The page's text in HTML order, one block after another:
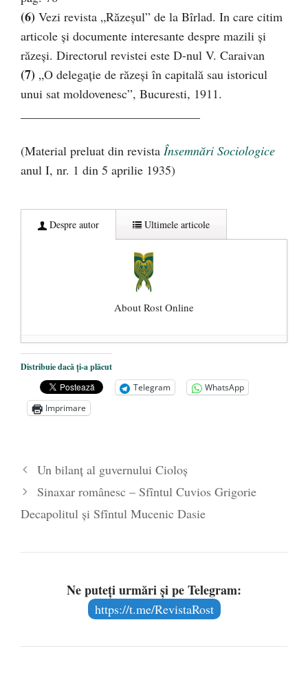
(6) Vezi revista „Răzeşul” de la Bîrlad. In care citim
articole şi documente interesante despre mazili şi
răzeşi. Directorul revistei este D-nul V. Caraivan
(7) „O delegație de răzeşi în capitală sau istoricul
unui sat moldovenesc”, Bucuresti, 1911.
(Material preluat din revista Însemnări Sociologice
anul I, nr. 1 din 5 aprilie 1935)
Despre autor Ultimele articole
About Rost Online
Dezvăluiri cutremurătoare despre
președintele Ucrainei, Volodymyr
Zelensky
- 13 mai 2026
Statul care servește Națiunea
poetului Octavian Goga, înlăturat din Iași
- 16 aprilie 2026
Distribuie dacă ți-a plăcut
Telegram
WhatsApp
Imprimare
Un bilanț al guvernului Cioloș
Sinaxar românesc – Sfîntul Cuvios Grigorie
Decapolitul și Sfîntul Mucenic Dasie
Ne puteți urmări și pe Telegram:
https://t.me/RevistaRost